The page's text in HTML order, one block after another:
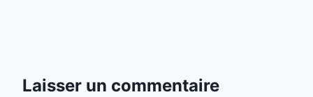
Laisser un commentaire